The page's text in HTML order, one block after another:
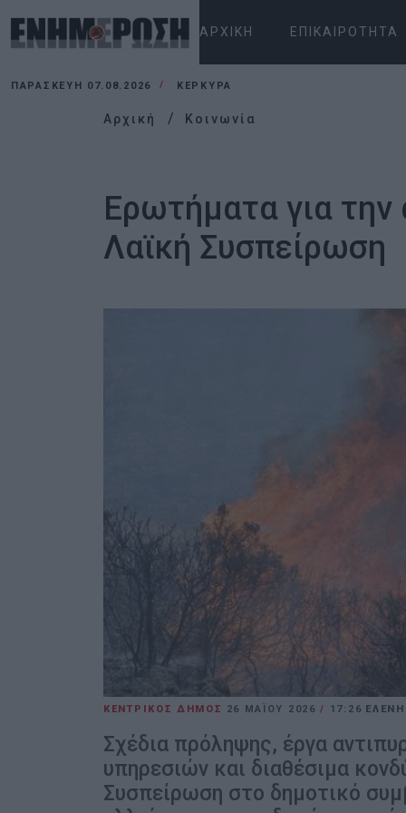
ΑΡΧΙΚΉ ΕΠΙΚΑΙΡΌΤΗΤΑ
ΠΑΡΑΣΚΕΥΉ 07.08.2026 ΚΕΡΚΥΡΑ
Αρχική Κοινωνία
Ερωτήματα για την
Λαϊκή Συσπείρωση
ΚΕΝΤΡΙΚΟΣ ΔΗΜΟΣ 26 ΜΑΪ́ΟΥ 2026/ 17:26
Σχέδια πρόληψης, έργα
υπηρεσιών και διαθέσιμα
Συσπείρωση στο δημοτικό